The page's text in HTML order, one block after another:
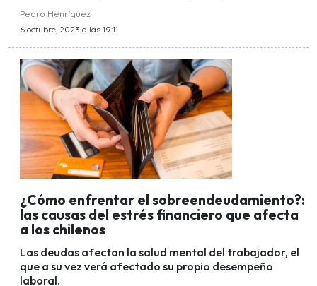
Pedro Henríquez
6 octubre, 2023 a las 19:11
¿Cómo enfrentar el sobreendeudamiento?:
las causas del estrés financiero que afecta
a los chilenos
Las deudas afectan la salud mental del trabajador, el
que a su vez verá afectado su propio desempeño
laboral.